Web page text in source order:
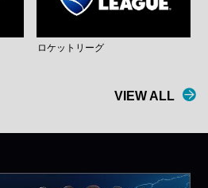
ロケットリーグ
VIEW ALL